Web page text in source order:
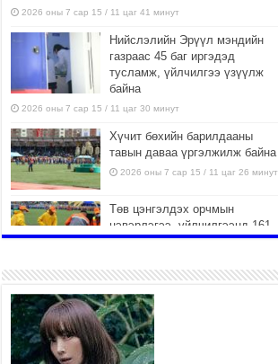
2026 оны 7 сар 15 / 11 цаг 41 минут
Нийслэлийн Эрүүл мэндийн
газраас 45 баг иргэдэд
тусламж, үйлчилгээ үзүүлж
байна
2026 оны 7 сар 15 / 11 цаг 30 минут
Хүчит бөхийн барилдааны
тавын даваа үргэлжилж байна
2026 оны 7 сар 15 / 11 цаг 26 минут
Төв цэнгэлдэх орчмын
цэвэрлэгээ, үйлчилгээнд 161
ажилтан, 27 техниктэй
2026 оны 7 сар 15 / 11 цаг 22 минут
Наадмын амралтын өдрүүдэд
нийслэлийн эрүүл мэндийн
байгууллагууд дараах
хуваарийн дагуу ажиллана